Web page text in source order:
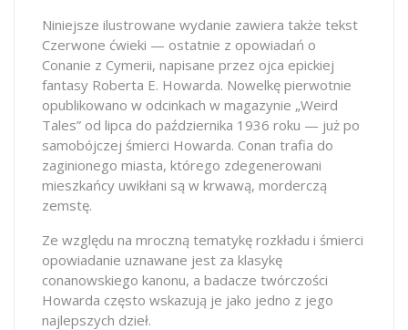
Niniejsze ilustrowane wydanie zawiera także tekst
Czerwone ćwieki — ostatnie z opowiadań o
Conanie z Cymerii, napisane przez ojca epickiej
fantasy Roberta E. Howarda. Nowelkę pierwotnie
opublikowano w odcinkach w magazynie „Weird
Tales” od lipca do października 1936 roku — już po
samobójczej śmierci Howarda. Conan trafia do
zaginionego miasta, którego zdegenerowani
mieszkańcy uwikłani są w krwawą, morderczą
zemstę.
Ze względu na mroczną tematykę rozkładu i śmierci
opowiadanie uznawane jest za klasykę
conanowskiego kanonu, a badacze twórczości
Howarda często wskazują je jako jedno z jego
najlepszych dzieł.